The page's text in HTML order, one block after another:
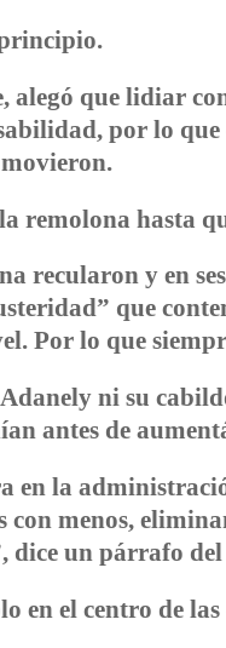
que lidiar
por lo
remolona hasta
recularon y en
que
Por lo que
ni su
antes de
en la
con menos,
dice un párrafo
en el centro de las